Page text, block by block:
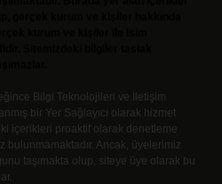
Bilgi Teknolojileri ve İletişim
bir Yer Sağlayıcı olarak hizmet
içerikleri proaktif olarak denetleme
bulunmamaktadır. Ancak, üyelerimiz
taşımakta olup, siteye üye olarak bu